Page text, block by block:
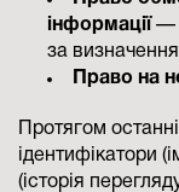
інформації
—
за
Право на
Протягом
ідентифікатори
(історія